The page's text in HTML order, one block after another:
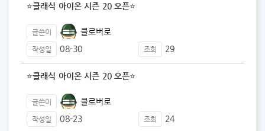
⭐클래식 아이온 시즌 20 오픈⭐
글쓴이 클로버로
작성일 08-30 조회 29
⭐클래식 아이온 시즌 20 오픈⭐
글쓴이 클로버로
작성일 08-23 조회 24